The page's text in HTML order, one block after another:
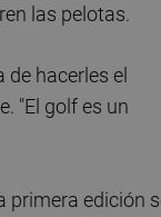
las pelotas.
hacerles el
"El golf es un
primera edición